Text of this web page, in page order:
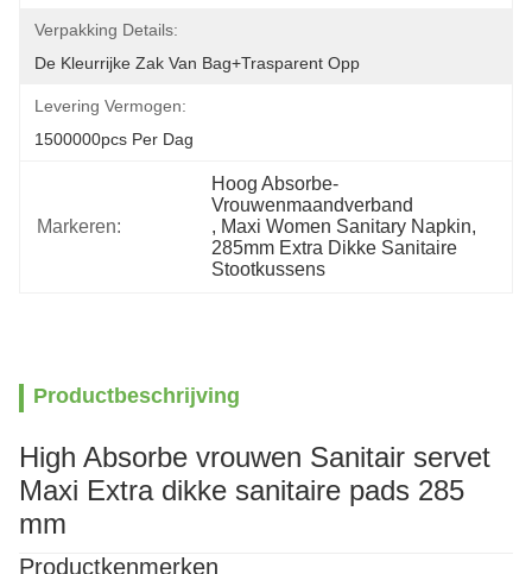
Verpakking Details:
De Kleurrijke Zak Van Bag+trasparent Opp
Levering Vermogen:
1500000pcs Per Dag
Markeren:
Hoog Absorbe-
Vrouwenmaandverband
, Maxi Women Sanitary Napkin,
285mm Extra Dikke Sanitaire
Stootkussens
Productbeschrijving
High Absorbe vrouwen Sanitair servet
Maxi Extra dikke sanitaire pads 285
mm
Productkenmerken